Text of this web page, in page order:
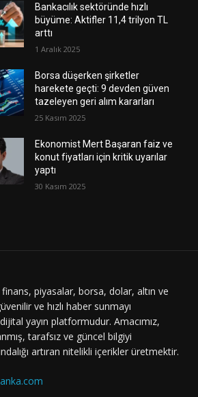
Bankacılık sektöründe hızlı
büyüme: Aktifler 11,4 trilyon TL
arttı
1 Aralık 2025
Borsa düşerken şirketler
harekete geçti: 9 devden güven
tazeleyen geri alım kararları
25 Kasım 2025
Ekonomist Mert Başaran faiz ve
konut fiyatları için kritik uyarılar
yaptı
30 Kasım 2025
piyasalar, borsa, dolar, altın ve
ve hızlı haber sunmayı
yayın platformudur. Amacımız,
tarafsız ve güncel bilgiyi
artıran nitelikli içerikler üretmektir.